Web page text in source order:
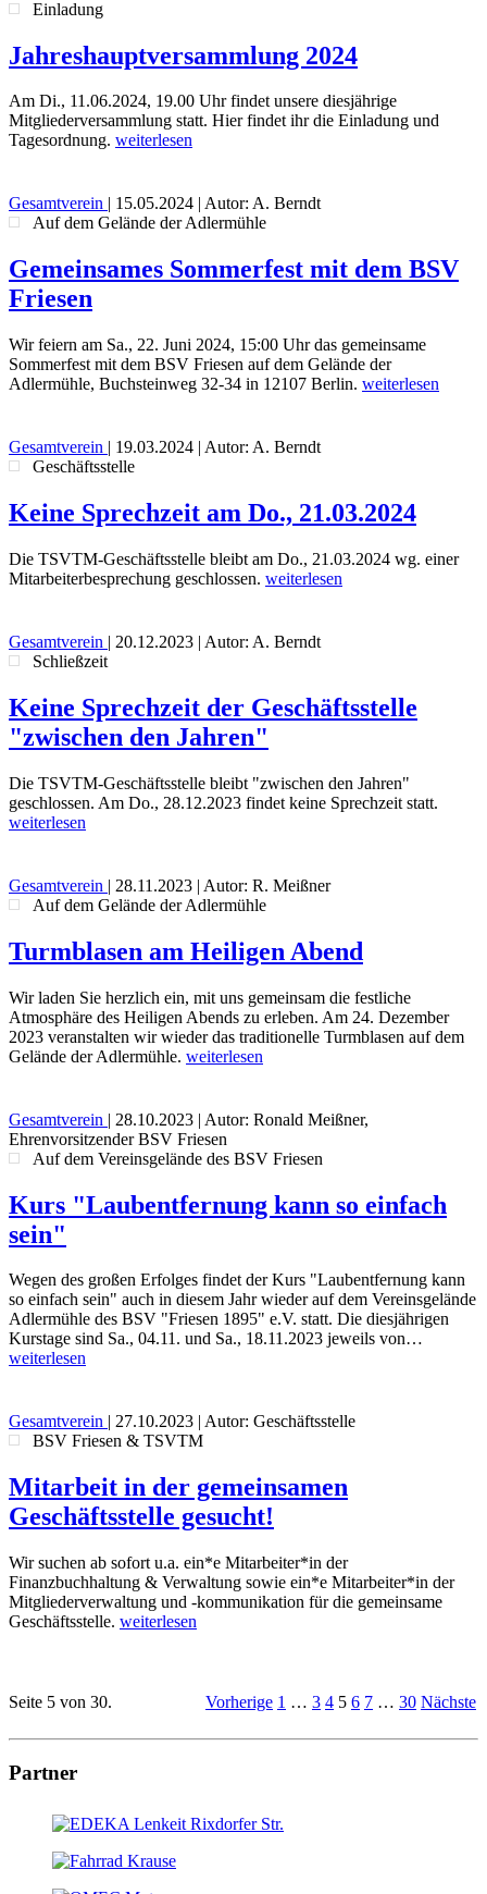
Einladung
Jahreshauptversammlung 2024
Am Di., 11.06.2024, 19.00 Uhr findet unsere diesjährige
Mitgliederversammlung statt. Hier findet ihr die Einladung und
Tagesordnung. weiterlesen
Gesamtverein | 15.05.2024 | Autor: A. Berndt
Auf dem Gelände der Adlermühle
Gemeinsames Sommerfest mit dem BSV
Friesen
Wir feiern am Sa., 22. Juni 2024, 15:00 Uhr das gemeinsame
Sommerfest mit dem BSV Friesen auf dem Gelände der
Adlermühle, Buchsteinweg 32-34 in 12107 Berlin. weiterlesen
Gesamtverein | 19.03.2024 | Autor: A. Berndt
Geschäftsstelle
Keine Sprechzeit am Do., 21.03.2024
Die TSVTM-Geschäftsstelle bleibt am Do., 21.03.2024 wg. einer
Mitarbeiterbesprechung geschlossen. weiterlesen
Gesamtverein | 20.12.2023 | Autor: A. Berndt
Schließzeit
Keine Sprechzeit der Geschäftsstelle
"zwischen den Jahren"
Die TSVTM-Geschäftsstelle bleibt "zwischen den Jahren"
geschlossen. Am Do., 28.12.2023 findet keine Sprechzeit statt.
weiterlesen
Gesamtverein | 28.11.2023 | Autor: R. Meißner
Auf dem Gelände der Adlermühle
Turmblasen am Heiligen Abend
Wir laden Sie herzlich ein, mit uns gemeinsam die festliche
Atmosphäre des Heiligen Abends zu erleben. Am 24. Dezember
2023 veranstalten wir wieder das traditionelle Turmblasen auf dem
Gelände der Adlermühle. weiterlesen
Gesamtverein | 28.10.2023 | Autor: Ronald Meißner,
Ehrenvorsitzender BSV Friesen
Auf dem Vereinsgelände des BSV Friesen
Kurs "Laubentfernung kann so einfach
sein"
Wegen des großen Erfolges findet der Kurs "Laubentfernung kann
so einfach sein" auch in diesem Jahr wieder auf dem Vereinsgelände
Adlermühle des BSV "Friesen 1895" e.V. statt. Die diesjährigen
Kurstage sind Sa., 04.11. und Sa., 18.11.2023 jeweils von…
weiterlesen
Gesamtverein 27.10.2023 | Autor: Geschäftsstelle
BSV Friesen & TSVTM
Mitarbeit in der gemeinsamen
Geschäftsstelle gesucht!
Wir suchen ab sofort u.a. ein*e Mitarbeiter*in der
Finanzbuchhaltung & Verwaltung sowie ein*e Mitarbeiter*in der
Mitgliederverwaltung und -kommunikation für die gemeinsame
Geschäftsstelle. weiterlesen
Seite 5 von 30. Vorherige 1 … 3 4 5 6 7 … 30 Nächste
Partner